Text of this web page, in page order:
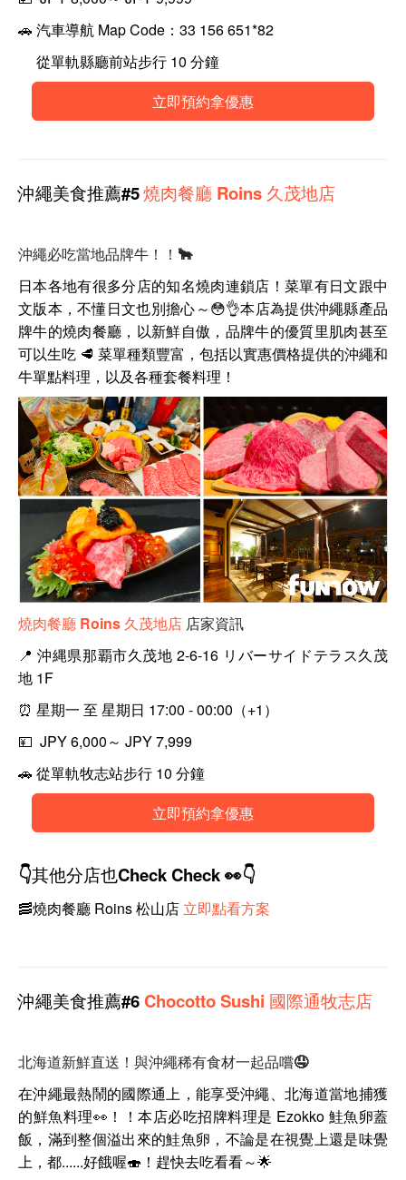
🚗 汽車導航 Map Code：33 156 651*82
從單軌縣廳前站步行 10 分鐘
立即預約拿優惠
沖繩美食推薦#5燒肉餐廳 Roins 久茂地店
沖繩必吃當地品牌牛！！🐂
日本各地有很多分店的知名燒肉連鎖店！菜單有日文跟中
文版本，不懂日文也別擔心～😳👌本店為提供沖繩縣產品
牌牛的燒肉餐廳，以新鮮自傲，品牌牛的優質里肌肉甚至
可以生吃 🥩 菜單種類豐富，包括以實惠價格提供的沖繩和
牛單點料理，以及各種套餐料理！
燒肉餐廳 Roins 久茂地店 店家資訊
📍沖縄県那覇市久茂地 2-6-16 リバーサイドテラス久茂
地 1F
⏰ 星期一 至 星期日 17:00 - 00:00（+1）
💴 JPY6,000～ JPY 7,999
🚗 從單軌牧志站步行 10 分鐘
立即預約拿優惠
👇其他分店也Check Check 👀👇
🥓燒肉餐廳 Roins 松山店 立即點看方案
沖繩美食推薦#6 ChocottoSushi 國際通牧志店
北海道新鮮直送！與沖繩稀有食材一起品嚐🤤
在沖繩最熱鬧的國際通上，能享受沖繩、北海道當地捕獲
的鮮魚料理👀！！本店必吃招牌料理是 Ezokko 鮭魚卵蓋
飯， 滿到整個溢出來的鮭魚卵，不論是在視覺上還是味覺
上，都......好餓喔🍣！趕快去吃看看～🌟